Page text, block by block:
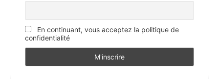
En continuant, vous acceptez la politique de
confidentialité